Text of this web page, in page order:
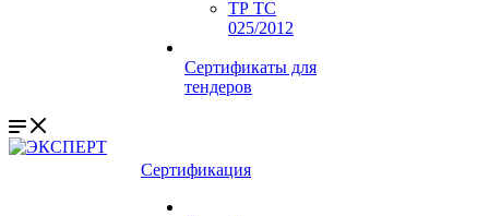
ТР ТС
025/2012
Сертификаты для
тендеров
Сертификация